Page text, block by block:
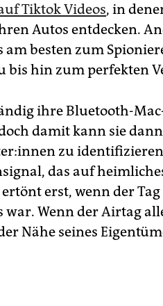
Tiktok Videos, in
Autos entdecken.
am besten zum
hin zum perfekten
ihre Bluetooth-
damit kann sie
zu
das auf
erst, wenn der
war. Wenn der Airtag
Nähe seines